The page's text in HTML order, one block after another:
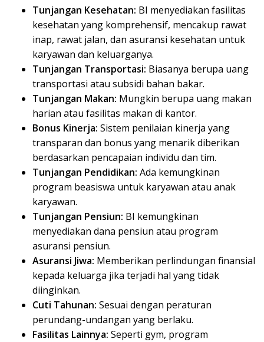
Tunjangan Kesehatan: BI menyediakan fasilitas
kesehatan yang komprehensif, mencakup rawat
inap, rawat jalan, dan asuransi kesehatan untuk
karyawan dan keluarganya.
Tunjangan Transportasi: Biasanya berupa uang
transportasi atau subsidi bahan bakar.
Tunjangan Makan: Mungkin berupa uang makan
harian atau fasilitas makan di kantor.
Bonus Kinerja: Sistem penilaian kinerja yang
transparan dan bonus yang menarik diberikan
berdasarkan pencapaian individu dan tim.
Tunjangan Pendidikan: Ada kemungkinan
program beasiswa untuk karyawan atau anak
karyawan.
Tunjangan Pensiun: BI kemungkinan
menyediakan dana pensiun atau program
asuransi pensiun.
Asuransi Jiwa: Memberikan perlindungan finansial
kepada keluarga jika terjadi hal yang tidak
diinginkan.
Cuti Tahunan: Sesuai dengan peraturan
perundang-undangan yang berlaku.
Fasilitas Lainnya: Seperti gym, program